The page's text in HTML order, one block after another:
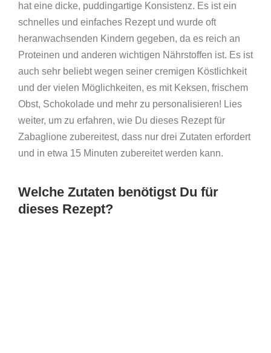
hat eine dicke, puddingartige Konsistenz. Es ist ein
schnelles und einfaches Rezept und wurde oft
heranwachsenden Kindern gegeben, da es reich an
Proteinen und anderen wichtigen Nährstoffen ist. Es ist
auch sehr beliebt wegen seiner cremigen Köstlichkeit
und der vielen Möglichkeiten, es mit Keksen, frischem
Obst, Schokolade und mehr zu personalisieren! Lies
weiter, um zu erfahren, wie Du dieses Rezept für
Zabaglione zubereitest, dass nur drei Zutaten erfordert
und in etwa 15 Minuten zubereitet werden kann.
Welche Zutaten benötigst Du für
dieses Rezept?